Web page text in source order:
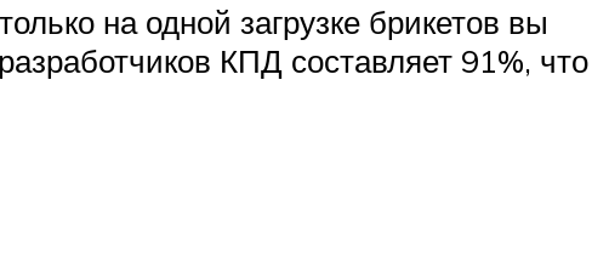
на одной загрузке брикетов вы
КПД составляет 91%, что